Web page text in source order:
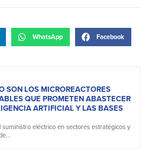
WhatsApp Facebook
SON LOS MICROREACTORES
QUE PROMETEN ABASTECER
ARTIFICIAL Y LAS BASES
eléctrico en sectores estratégicos y